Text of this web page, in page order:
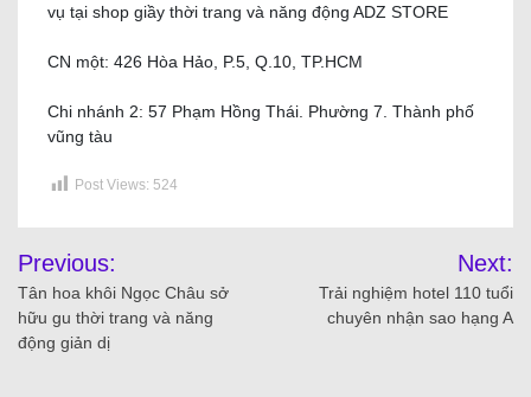
vụ tại shop giầy thời trang và năng động ADZ STORE
CN một: 426 Hòa Hảo, P.5, Q.10, TP.HCM
Chi nhánh 2: 57 Phạm Hồng Thái. Phường 7. Thành phố
vũng tàu
Post Views: 524
Previous:
Tân hoa khôi Ngọc Châu sở
hữu gu thời trang và năng
động giản dị
Next:
Trải nghiệm hotel 110 tuổi
chuyên nhận sao hạng A